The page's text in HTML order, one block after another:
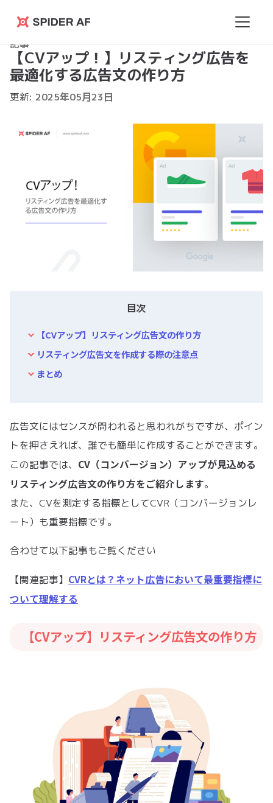
Spider
AF
記事
【CVアップ！】リスティング広告を
最適化する広告文の作り方
更新: 2025年05月23日
目次
【CVアップ】リスティング広告文の作り方
リスティング広告文を作成する際の注意点
まとめ
広告文にはセンスが問われると思われがちですが、ポイン
トを押さえれば、誰でも簡単に作成することができます。
この記事では、 CV（コンバージョン）アップが見込める
リスティング広告文の作り方をご紹介します。
また、CVを測定する指標としてCVR（コンバージョンレ
ート）も重要指標です。
合わせて以下記事もご覧ください
【関連記事】 CVRとは？ネット広告において最重要指標に
ついて理解する
【CVアップ】リスティング広告文の作り方